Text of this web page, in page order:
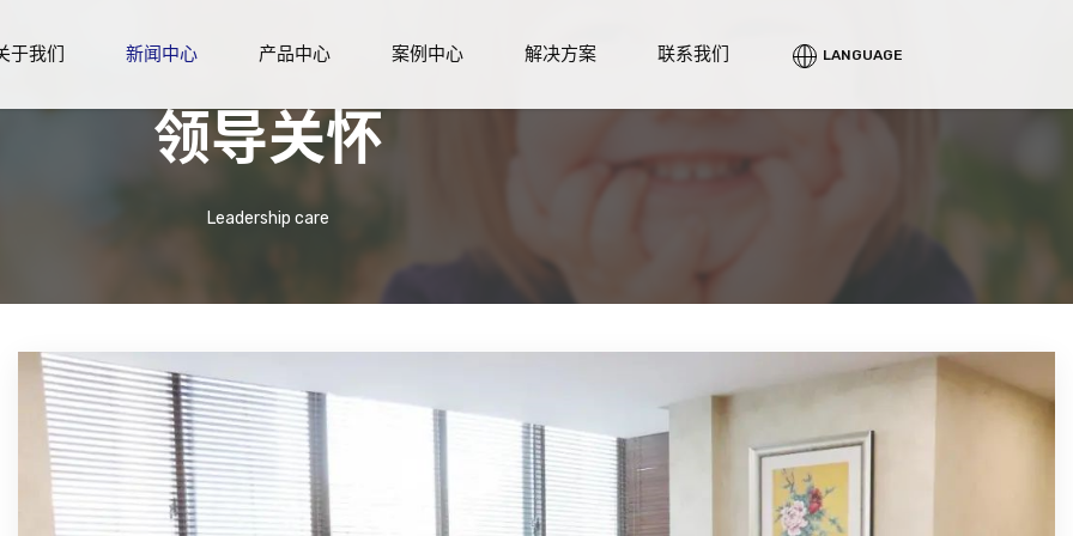
于我们 新闻中心 产品中心 案例中心 解决方案 联系我们 LANGUAGE
领导关怀
Leadership care